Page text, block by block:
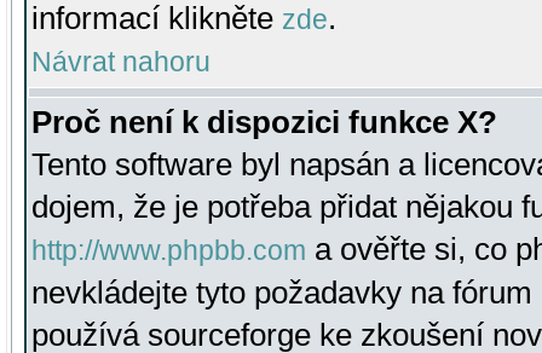
informací klikněte zde.
Návrat nahoru
Proč není k dispozici funkce X?
Tento software byl napsán a
dojem, že je potřeba přidat nějakou
http://www.phpbb.com a ověřte si, co
nevkládejte tyto požadavky na
používá sourceforge ke zkoušení